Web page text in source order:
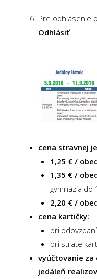
Pre odhlásenie
Odhlásiť
cena stravnej
1,25 € /
1,35 € /
gymnázia do
2,20 € /
cena kartičky:
pri
pri strate
vyúčtovanie za
jedáleň